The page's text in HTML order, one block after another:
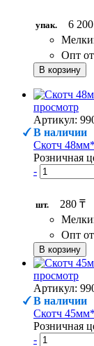
упак.
6
Опт от
В корзину
просмотр
Артикул:
В наличии
Скотч
Розничная
-
шт.
280 ₸
Опт от
В корзину
просмотр
Артикул:
В наличии
Скотч
Розничная
-